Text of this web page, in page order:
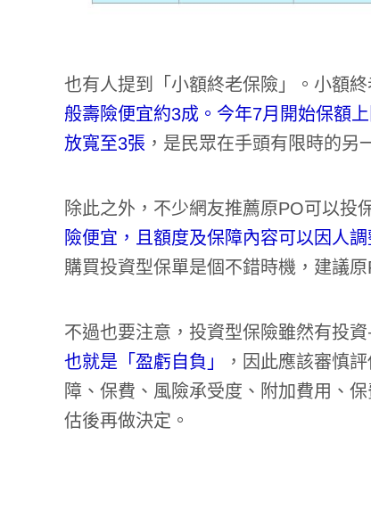
也有人提到「小額終老保險」。小額
般壽險便宜約3成。今年7月開始保額
放寬至3張 ，是民眾在手頭有限時的另
除此之外，不少網友推薦原PO可以投
險便宜，且額度及保障內容可以因人調
購買投資型保單是個不錯時機，建議
不過也要注意，投資型保險雖然有投
也就是「盈虧自負」
，因此應該審慎
障、保費、風險承受度、附加費用、
估後再做決定。